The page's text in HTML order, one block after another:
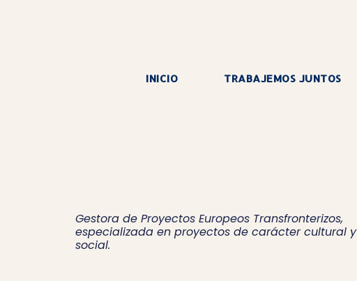
INICIO TRABAJEMOS JUNTOS
Gestora de Proyectos Europeos Transfronterizos,
especializada en proyectos de carácter cultural y
social.